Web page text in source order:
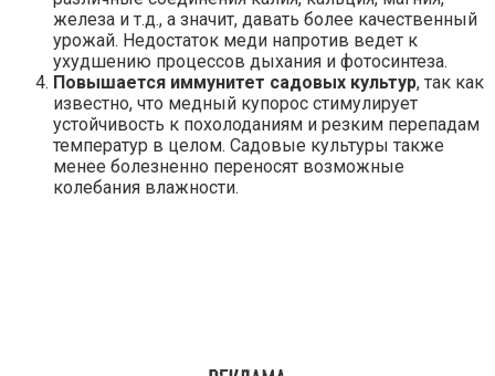
железа и т.д., а значит, давать более качественный
урожай. Недостаток меди напротив ведет к
ухудшению процессов дыхания и фотосинтеза.
Повышается иммунитет садовых культур, так как
известно, что медный купорос стимулирует
устойчивость к похолоданиям и резким перепадам
температур в целом. Садовые культуры также
менее болезненно переносят возможные
колебания влажности.